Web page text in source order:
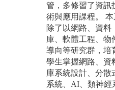
管，多修習了資訊
術與應用課程。 本
除了以網路、資料
庫、軟體工程、物
導向等研究群，培
學生掌握網路、資
庫系統設計、分散
系統、AI、類神經